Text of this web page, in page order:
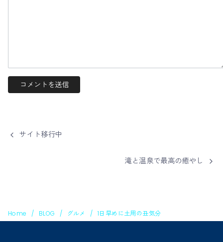
サイト移行中
滝と温泉で最高の癒やし
Home BLOG グルメ 1日早めに土用の丑気分